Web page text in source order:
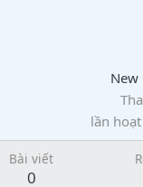
lần
Bài viết
0